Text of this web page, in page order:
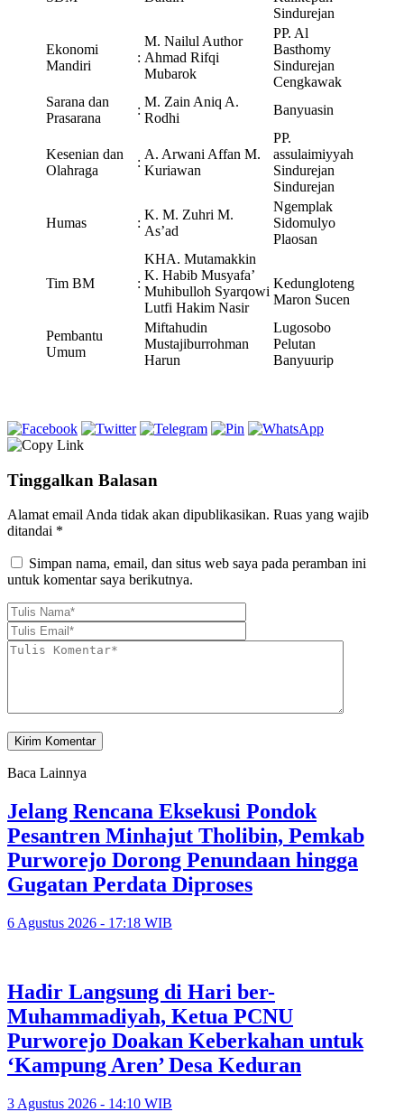
Sindurejan
Ekonomi
Mandiri
:
M. Nailul Author
Ahmad Rifqi
Mubarok
PP. Al
Basthomy
Sindurejan
Cengkawak
Sarana dan
Prasarana
:
M. Zain Aniq A.
Rodhi
Banyuasin
Kesenian dan
Olahraga
:
A. Arwani Affan M.
Kuriawan
PP.
assulaimiyyah
Sindurejan
Sindurejan
Humas :
K. M. Zuhri M.
As’ad
Ngemplak
Sidomulyo
Plaosan
Tim BM :
KHA. Mutamakkin
K. Habib Musyafa’
Muhibulloh Syarqowi
Lutfi Hakim Nasir
Kedungloteng
Maron Sucen
Pembantu
Umum
Miftahudin
Mustajiburrohman
Harun
Lugosobo
Pelutan
Banyuurip
Tinggalkan Balasan
Alamat email Anda tidak akan dipublikasikan. Ruas yang wajib
ditandai *
Simpan nama, email, dan situs web saya pada peramban ini
untuk komentar saya berikutnya.
Baca Lainnya
Jelang Rencana Eksekusi Pondok
Pesantren Minhajut Tholibin, Pemkab
Purworejo Dorong Penundaan hingga
Gugatan Perdata Diproses
6 Agustus 2026 - 17:18 WIB
Hadir Langsung di Hari ber-
Muhammadiyah, Ketua PCNU
Purworejo Doakan Keberkahan untuk
‘Kampung Aren’ Desa Keduran
3 Agustus 2026 - 14:10 WIB